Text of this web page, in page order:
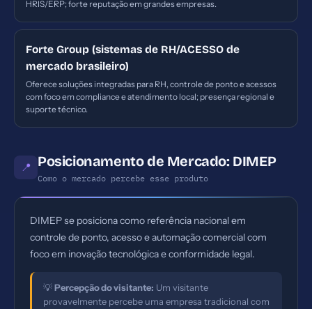
HRIS/ERP; forte reputação em grandes empresas.
Forte Group (sistemas de RH/ACESSO de
mercado brasileiro)
Oferece soluções integradas para RH, controle de ponto e acessos
com foco em compliance e atendimento local; presença regional e
suporte técnico.
📍 Posicionamento de Mercado: DIMEP
Como o mercado percebe esse produto
DIMEP se posiciona como referência nacional em
controle de ponto, acesso e automação comercial com
foco em inovação tecnológica e conformidade legal.
💡Percepção do visitante: Um visitante
provavelmente percebe uma empresa tradicional com